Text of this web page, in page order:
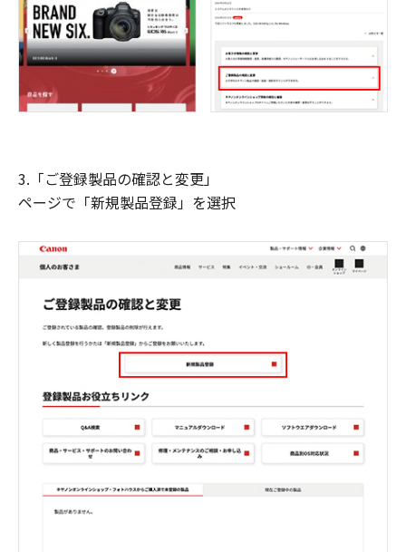
3.「ご登録製品の確認と変更」
ページで「新規製品登録」を選択